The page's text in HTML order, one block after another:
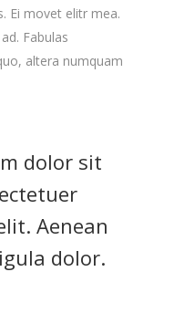
Ei movet elitr mea.
Fabulas
altera numquam
dolor sit
Aenean
dolor.